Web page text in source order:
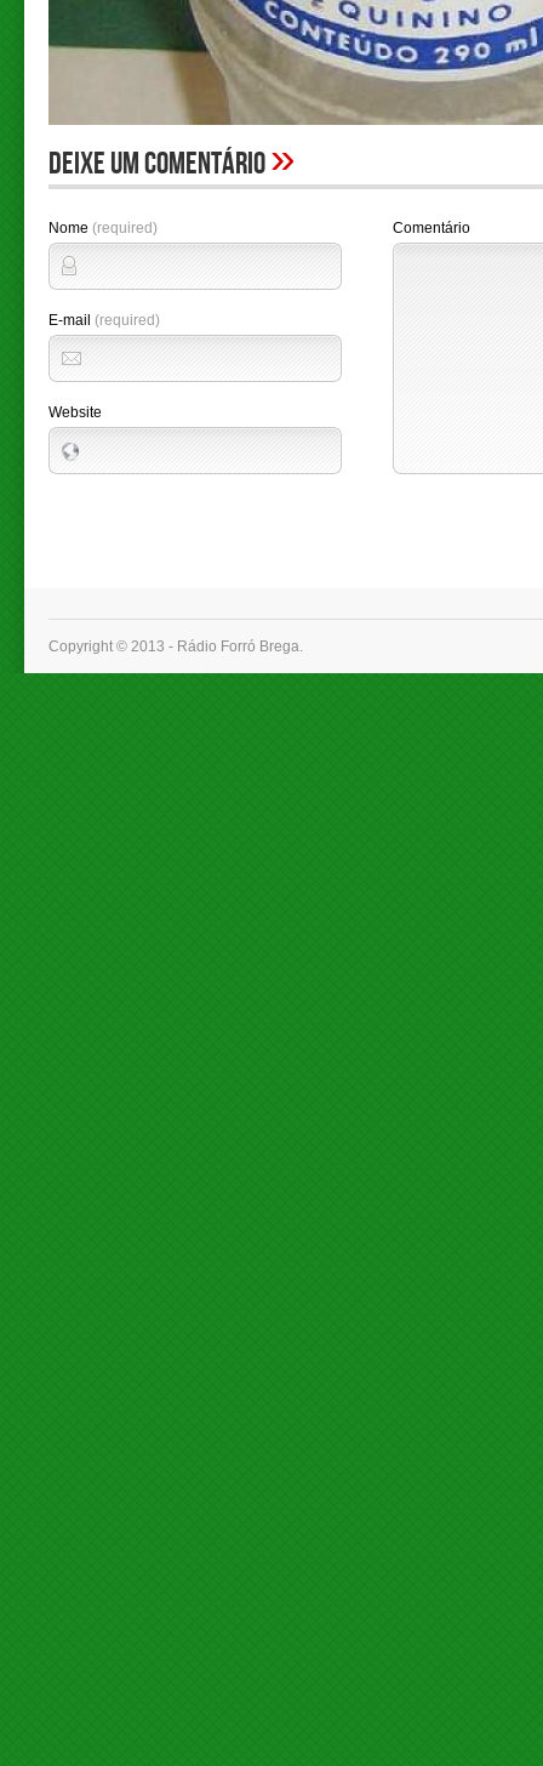
Deixe um comentário»
Nome (required)
E-mail (required)
Website
Comentário
Copyright © 2013 - Rádio Forró Brega.